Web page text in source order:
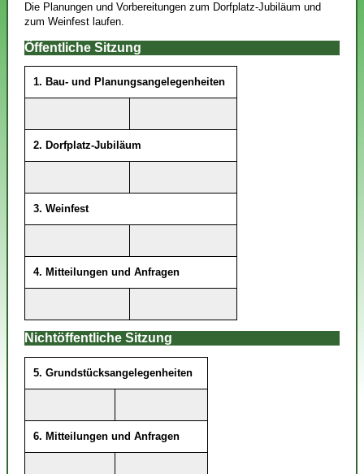
Die Planungen und Vorbereitungen zum Dorfplatz-Jubiläum und
zum Weinfest laufen.
Öffentliche Sitzung
1. Bau- und Planungsangelegenheiten
2. Dorfplatz-Jubiläum
3. Weinfest
4. Mitteilungen und Anfragen
Nichtöffentliche Sitzung
5. Grundstücksangelegenheiten
6. Mitteilungen und Anfragen